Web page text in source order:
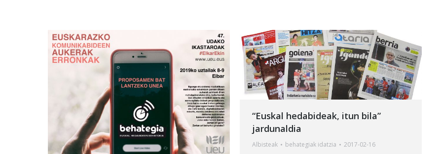
“Euskal hedabideak, itun bila”
jardunaldia
Albisteak behategiak idatzia 2017-02-16